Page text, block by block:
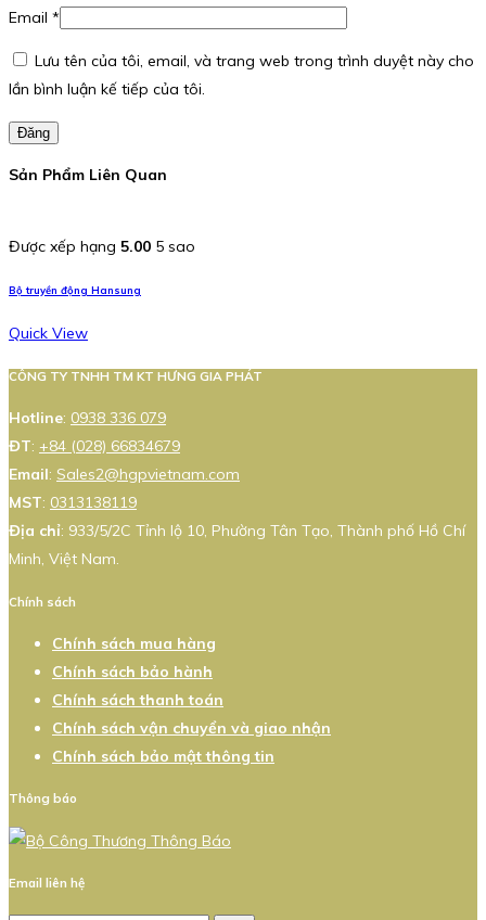
Email *
Lưu tên của tôi, email, và trang web trong trình duyệt này cho
lần bình luận kế tiếp của tôi.
Đăng
Sản Phẩm Liên Quan
Được xếp hạng 5.00 5 sao
Bộ truyền động Hansung
Quick View
CÔNG TY TNHH TM KT HƯNG GIA PHÁT
Hotline: 0938 336 079
ĐT: +84 (028) 66834679
Email: Sales2@hgpvietnam.com
MST: 0313138119
Địa chỉ: 933/5/2C Tỉnh lộ 10, Phường Tân Tạo, Thành phố Hồ Chí
Minh, Việt Nam.
Chính sách
Chính sách mua hàng
Chính sách bảo hành
Chính sách thanh toán
Chính sách vận chuyển và giao nhận
Chính sách bảo mật thông tin
Thông báo
Email liên hệ